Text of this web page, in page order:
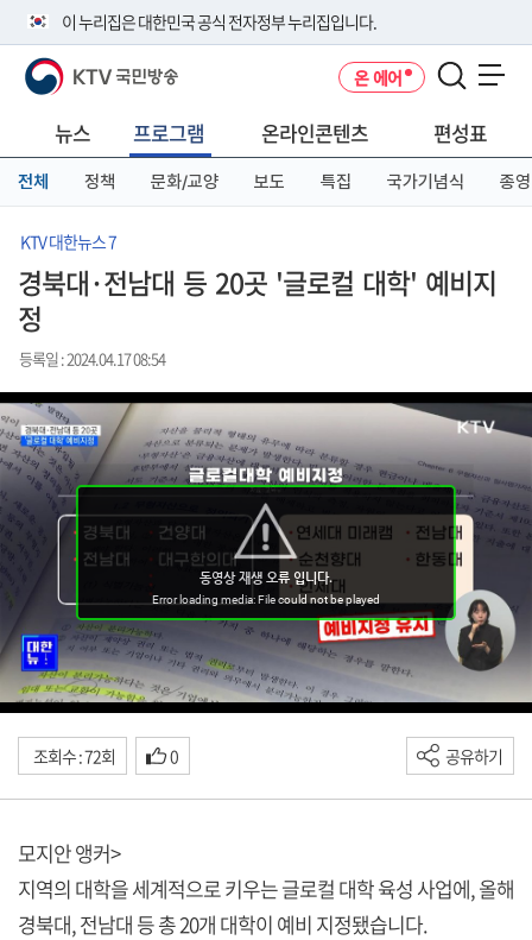
이 누리집은 대한민국 공식 전자정부 누리집입니다.
공식 누리집 주소 확인하기
니다.
이밖에 or.kr 또는 .kr등 다른 도메인 주소를 사용하고 있다면 아래 URL에
서 도메인 주소를 확인해 보세요
KTV 국민방송 온 에어
뉴스 프로그램 온라인콘텐츠 편성표
전체 정책 문화/교양 보도 특집 국가기념식 종영
KTV 대한뉴스 7
경북대·전남대 등 20곳 '글로컬 대학' 예비지
정
등록일 : 2024.04.17 08:54
조회수 : 72회 0 공유하기
모지안 앵커>
지역의 대학을 세계적으로 키우는 글로컬 대학 육성 사업에, 올해
경북대, 전남대 등 총 20개 대학이 예비 지정됐습니다.